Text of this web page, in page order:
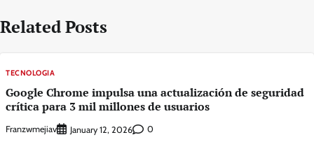
Related Posts
TECNOLOGIA
Google Chrome impulsa una actualización de seguridad
crítica para 3 mil millones de usuarios
Franzwmejiav January 12, 2026 0